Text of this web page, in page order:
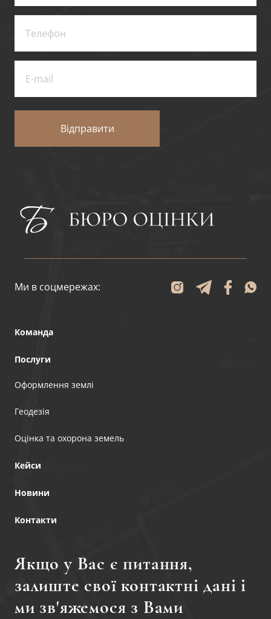
Відправити
Ми в соцмережах:
Команда
Послуги
Оформлення землі
Геодезія
Оцінка та охорона земель
Кейси
Новини
Контакти
Якщо у Вас є питання,
залиште свої контактні дані і
ми зв'яжемося з Вами